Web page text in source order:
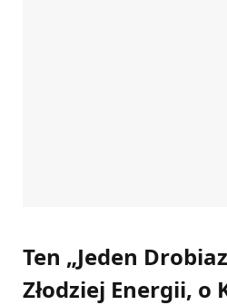
Ten „Jeden
Złodziej Energii, o